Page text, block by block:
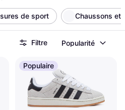
de sport Chaussons et
Filtre Popularité
Populaire